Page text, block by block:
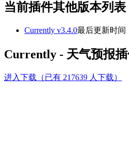
当前插件其他版本列表
Currently v3.4.0最后更新时间
Currently - 天气预报
进入下载（已有 217639 人下载）